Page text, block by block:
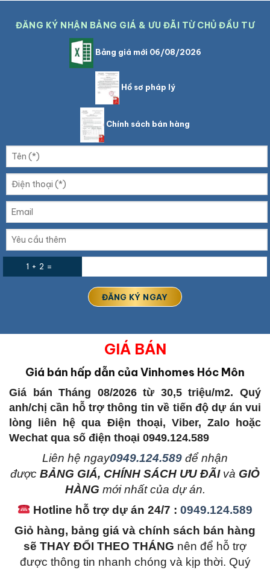
ĐĂNG KÝ NHẬN BẢNG GIÁ & ƯU ĐÃI TỪ CHỦ ĐẦU TƯ
Bảng giá mới 06/08/2026
Hồ sơ pháp lý
Chính sách bán hàng
1 + 2 =
GIÁ BÁN
Giá bán hấp dẫn của Vinhomes Hóc Môn
Giá bán Tháng 08/2026 từ 30,5 triệu/m2. Quý
anh/chị cần hỗ trợ thông tin về tiến độ dự án vui
lòng liên hệ qua Điện thoại, Viber, Zalo hoặc
Wechat qua số điện thoại 0949.124.589
Liên hệ ngay0949.124.589 để nhận
được BẢNG GIÁ, CHÍNH SÁCH ƯU ĐÃIvà GIỎ
HÀNG mới nhất của dự án.
Hotline hỗ trợ dự án 24/7 :0949.124.589
Giỏ hàng, bảng giá và chính sách bán hàng
sẽ THAY ĐỔI THEO THÁNG nên để hỗ trợ
được thông tin nhanh chóng và kịp thời. Quý